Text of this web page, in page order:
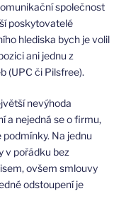
společnost
poskytovatelé
hlediska bych je volil
ani jednu z
(UPC či Pilsfree).
nevýhoda
a nejedná se o firmu,
Na jednu
v pořádku bez
ovšem smlouvy
odstoupení je